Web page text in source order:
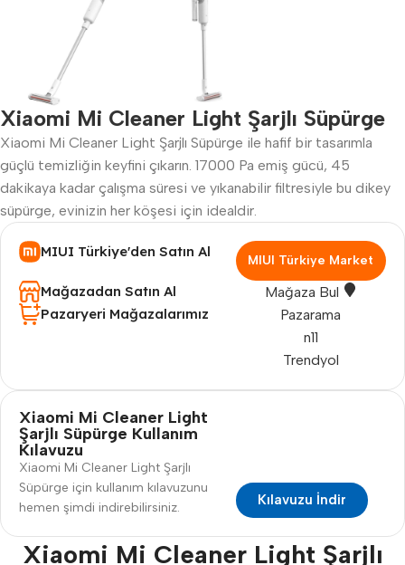
Xiaomi Mi Cleaner Light Şarjlı Süpürge
Xiaomi Mi Cleaner Light Şarjlı Süpürge ile hafif bir tasarımla
güçlü temizliğin keyfini çıkarın. 17000 Pa emiş gücü, 45
dakikaya kadar çalışma süresi ve yıkanabilir filtresiyle bu dikey
süpürge, evinizin her köşesi için idealdir.
MIUI Türkiye'den Satın Al
MIUI Türkiye Market
Mağazadan Satın Al
Mağaza Bul
Pazaryeri Mağazalarımız
Trendyol
n11
Pazarama
Xiaomi Mi Cleaner Light
Şarjlı Süpürge Kullanım
Kılavuzu
Xiaomi Mi Cleaner Light Şarjlı
Süpürge için kullanım kılavuzunu
hemen şimdi indirebilirsiniz.
Kılavuzu İndir
Xiaomi Mi Cleaner Light Şarjlı